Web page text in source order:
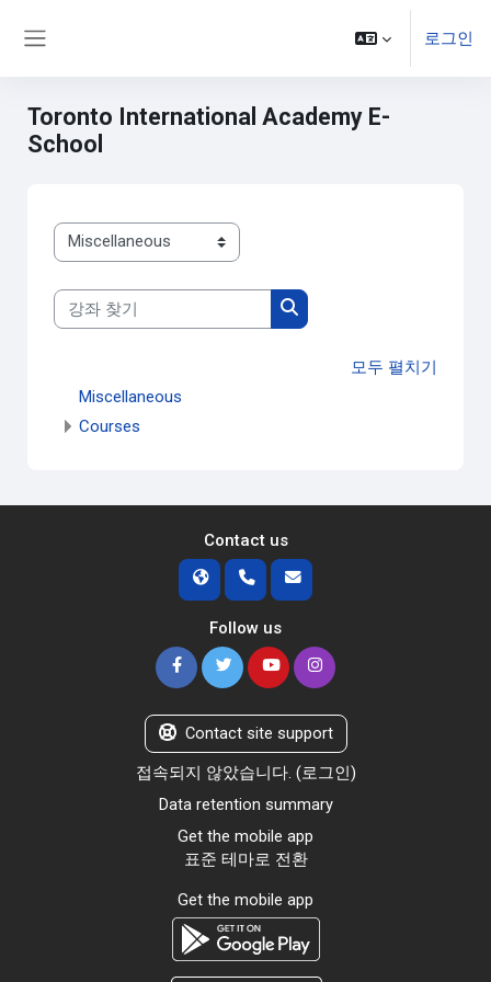
로그인
Toronto International Academy E-
School
강좌 범주
강좌 찾기
강좌 찾기
모두 펼치기
Miscellaneous
Courses
Contact us
Follow us
Contact site support
접속되지 않았습니다. (로그인)
Data retention summary
Get the mobile app
표준 테마로 전환
Get the mobile app